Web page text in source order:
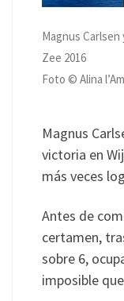
Magnus
Zee 2016
Foto © Alina
Magnus
victoria en
más veces
Antes de
certamen,
sobre 6,
imposible